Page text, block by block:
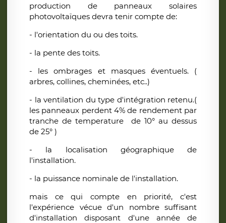
production de panneaux solaires
photovoltaïques devra tenir compte de:
- l'orientation du ou des toits.
- la pente des toits.
- les ombrages et masques éventuels. (
arbres, collines, cheminées, etc..)
- la ventilation du type d'intégration retenu.(
les panneaux perdent 4% de rendement par
tranche de temperature de 10° au dessus
de 25° )
- la localisation géographique de
l'installation.
- la puissance nominale de l'installation.
mais ce qui compte en priorité, c'est
l'expérience vécue d'un nombre suffisant
d'installation disposant d'une année de